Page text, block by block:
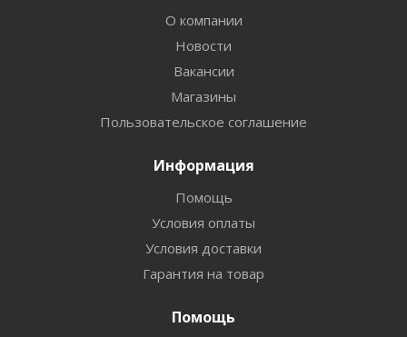
О компании
Новости
Вакансии
Магазины
Пользовательское соглашение
Информация
Помощь
Условия оплаты
Условия доставки
Гарантия на товар
Помощь